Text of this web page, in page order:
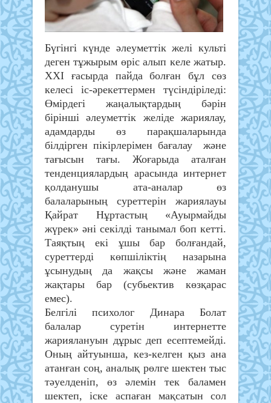
Бүгінгі күнде әлеуметтік желі культі
деген тұжырым өріс алып келе жатыр.
ХХІ ғасырда пайда болған бұл сөз
келесі іс-әрекеттермен түсіндіріледі:
Өмірдегі жаңалықтардың бәрін
бірінші әлеуметтік желіде жариялау,
адамдарды өз парақшаларында
білдірген пікірлерімен бағалау және
тағысын тағы. Жоғарыда аталған
тенденциялардың арасында интернет
қолданушы ата-аналар өз
балаларының суреттерін жариялауы
Қайрат Нұртастың «Ауырмайды
жүрек» әні секілді танымал боп кетті.
Таяқтың екі ұшы бар болғандай,
суреттерді көпшіліктің назарына
ұсынудың да жақсы және жаман
жақтары бар (субьектив көзқарас
емес).
Белгілі психолог Динара Болат
балалар суретін интернетте
жариялануын дұрыс деп есептемейді.
Оның айтуынша, кез-келген қыз ана
атанған соң, аналық рөлге шектен тыс
тәуелденіп, өз әлемін тек баламен
шектеп, іске аспаған мақсатын сол